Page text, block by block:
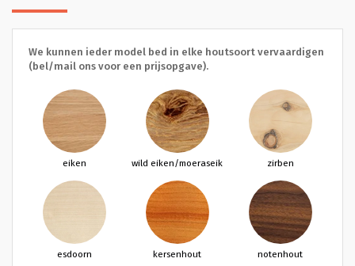
We kunnen ieder model bed in elke houtsoort vervaardigen
(bel/mail ons voor een prijsopgave).
eiken wild eiken/moeraseik zirben
esdoorn kersenhout notenhout